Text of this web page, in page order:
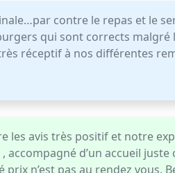
contre le repas et le
qui sont corrects malgré
réceptif à nos différentes
les avis très positif et notre
accompagné d’un accueil
n’est pas au rendez vous.